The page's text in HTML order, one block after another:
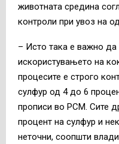
животната средина
контроли при увоз на
– Исто така е важно
искористувањето на
процесите е строго
сулфур од 4 до 6
прописи во РСМ. Сите
процент на сулфур и
неточни, соопшти